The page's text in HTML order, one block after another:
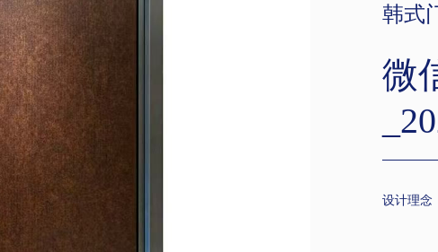
韩式
微
设计理念